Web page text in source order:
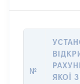
№
ЯКОЇ